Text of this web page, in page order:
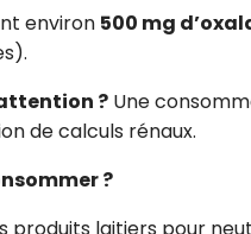
environ 500 mg
? Une
de calculs rénaux.
?
produits laitiers pour